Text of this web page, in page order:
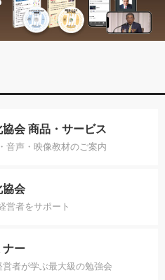
協会 商品・サービス
音声・映像教材のご案内
協会
営者をサポート
ナー
者が学ぶ最大級の勉強会